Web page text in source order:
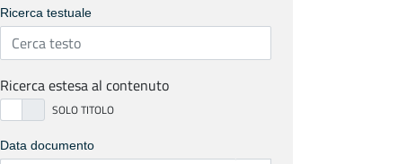
Ricerca testuale
Ricerca estesa al contenuto
Data documento